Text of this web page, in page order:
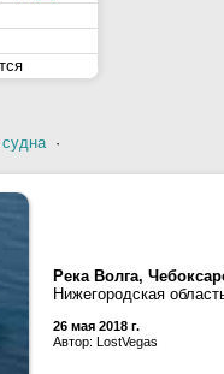
·
Река Волга,
Нижегородская
26 мая 2018 г.
Автор: LostVegas